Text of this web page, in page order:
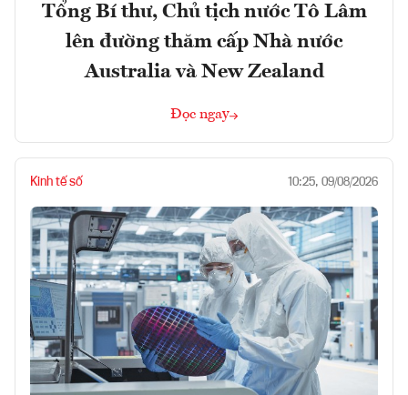
Tổng Bí thư, Chủ tịch nước Tô Lâm
lên đường thăm cấp Nhà nước
Australia và New Zealand
Đọc ngay
Kinh tế số 10:25, 09/08/2026